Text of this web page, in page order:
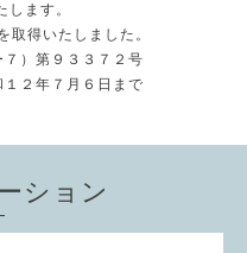
します。
取得いたしました。
）第９３３７２号
２年７月６日まで
ション